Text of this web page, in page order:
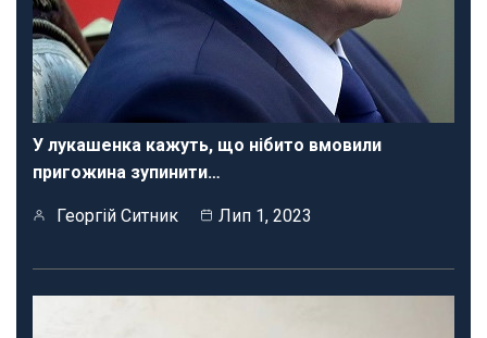
У лукашенка кажуть, що нібито вмовили
пригожина зупинити…
Георгій Ситник Лип 1, 2023